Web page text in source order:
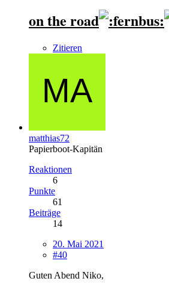
on the road
Zitieren
matthias72
Papierboot-Kapitän
Reaktionen
6
Punkte
61
Beiträge
14
20. Mai 2021
#40
Guten Abend Niko,